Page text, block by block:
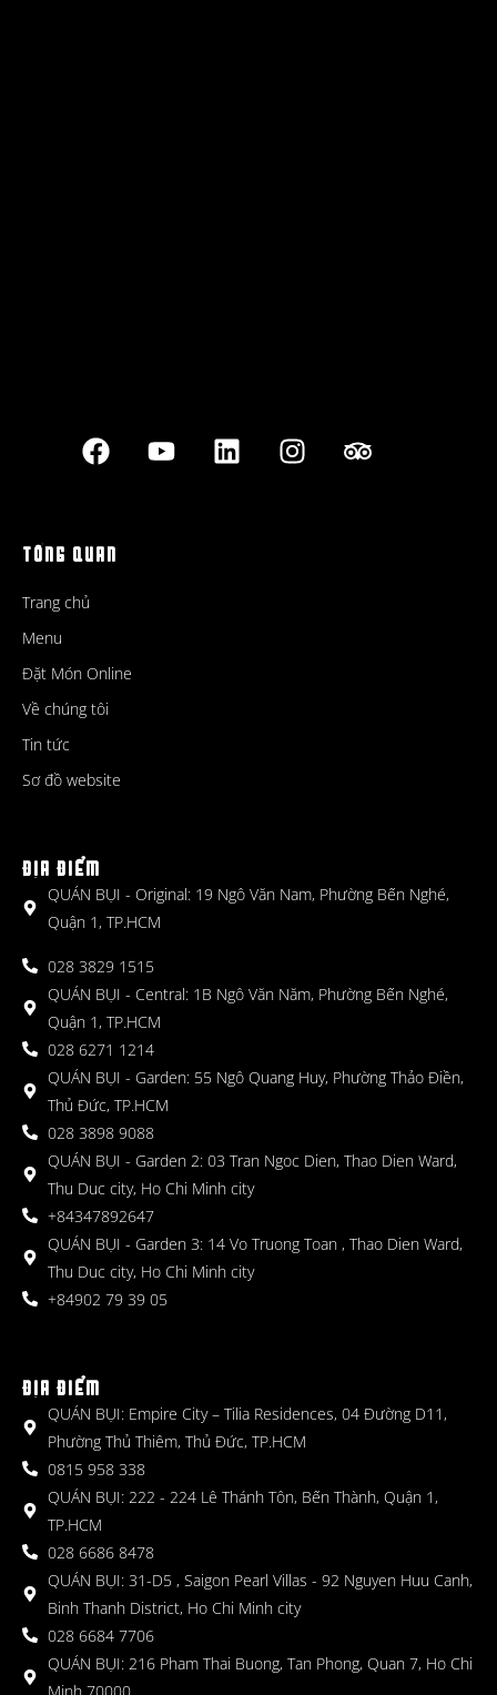
TỔNG QUAN
Trang chủ
Menu
Đặt Món Online
Về chúng tôi
Tin tức
Sơ đồ website
ĐỊA ĐIỂM
QUÁN BỤI - Original: 19 Ngô Văn Nam, Phường Bến Nghé,
Quận 1, TP.HCM
028 3829 1515
QUÁN BỤI - Central: 1B Ngô Văn Năm, Phường Bến Nghé,
Quận 1, TP.HCM
028 6271 1214
QUÁN BỤI - Garden: 55 Ngô Quang Huy, Phường Thảo Điền,
Thủ Đức, TP.HCM
028 3898 9088
QUÁN BỤI - Garden 2: 03 Tran Ngoc Dien, Thao Dien Ward,
Thu Duc city, Ho Chi Minh city
+84347892647
QUÁN BỤI - Garden 3: 14 Vo Truong Toan , Thao Dien Ward,
Thu Duc city, Ho Chi Minh city
+84902 79 39 05
ĐỊA ĐIỂM
QUÁN BỤI: Empire City – Tilia Residences, 04 Đường D11,
Phường Thủ Thiêm, Thủ Đức, TP.HCM
0815 958 338
QUÁN BỤI: 222 - 224 Lê Thánh Tôn, Bến Thành, Quận 1,
TP.HCM
028 6686 8478
QUÁN BỤI: 31-D5 , Saigon Pearl Villas - 92 Nguyen Huu Canh,
Binh Thanh District, Ho Chi Minh city
028 6684 7706
QUÁN BỤI: 216 Pham Thai Buong, Tan Phong, Quan 7, Ho Chi
Minh 70000